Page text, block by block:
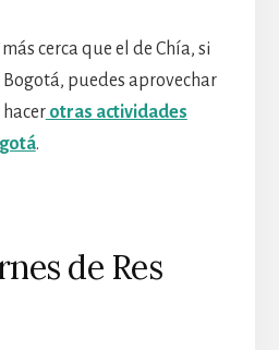
cerca que el de Chía, si
puedes aprovechar
otras actividades
.
de Res